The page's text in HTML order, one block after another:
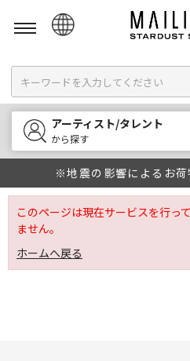
English
한국어
中文
アーティスト/タレント
から探す
※地震の影響によるお
このページは現在サービスを行っ
ません。
ホームへ戻る